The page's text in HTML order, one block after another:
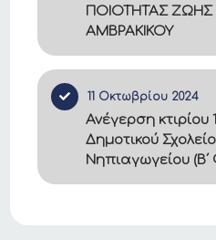
ΠΟΙΟΤΗΤΑΣ ΖΩΗΣ
ΑΜΒΡΑΚΙΚΟΥ
11 Οκτωβρίου 2024
Ανέγερση κτιρίου
Δημοτικού
Νηπιαγωγείου